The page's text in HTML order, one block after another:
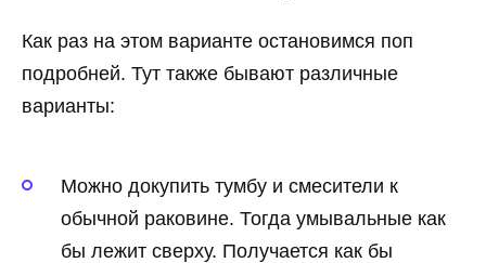
Как раз на этом варианте остановимся поп
подробней. Тут также бывают различные
варианты:
Можно докупить тумбу и смесители к
обычной раковине. Тогда умывальные как
бы лежит сверху. Получается как бы